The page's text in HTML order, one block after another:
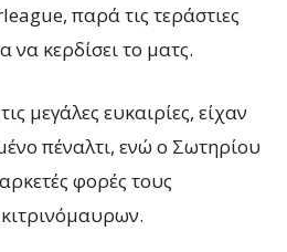
παρά τις τεράστιες
να κερδίσει το ματς.
μεγάλες ευκαιρίες, είχαν
πέναλτι, ενώ ο Σωτηρίου
φορές τους